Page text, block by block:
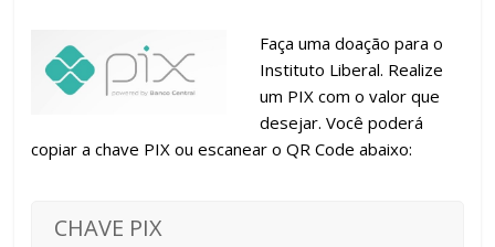
Faça uma doação para o
Instituto Liberal. Realize
um PIX com o valor que
desejar. Você poderá
copiar a chave PIX ou escanear o QR Code abaixo:
CHAVE PIX